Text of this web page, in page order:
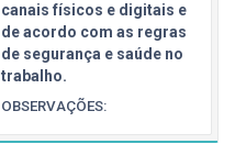
canais físicos e digitais e
de acordo com as regras
de segurança e saúde no
trabalho.
OBSERVAÇÕES: